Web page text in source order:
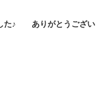
た♪ ありがとうござい